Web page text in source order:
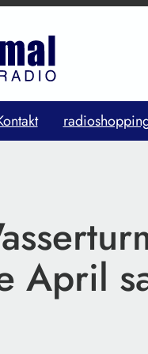
April